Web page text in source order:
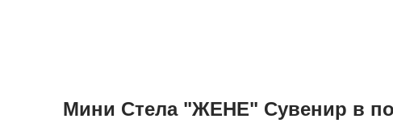
Мини Стела "ЖЕНЕ" Сувенир в